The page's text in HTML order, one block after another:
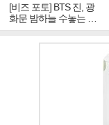
[비즈 포토] BTS 진, 광
화문 밤하늘 수놓는 '비
주얼 킹'의 열창